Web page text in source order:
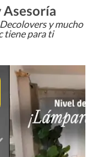
Asesoría
y mucho
tiene para ti